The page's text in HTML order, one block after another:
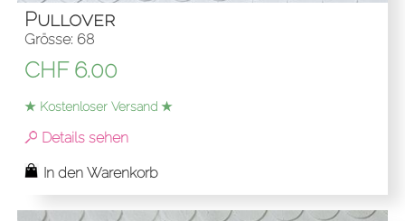
Pullover
Grösse: 68
CHF6.00
★ Kostenloser Versand ★
Details sehen